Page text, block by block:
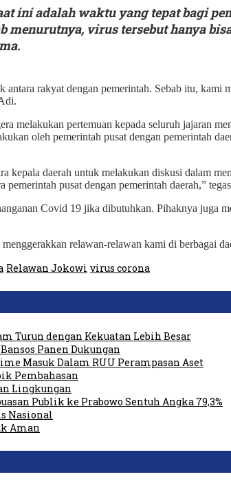
ini adalah waktu yang tepat bagi
menurutnya, virus tersebut hanya
rakyat dengan pemerintah. Sebab itu,
melakukan pertemuan kepada seluruh jajaran
oleh pemerintah pusat dengan pemerintah
kepala daerah untuk melakukan diskusi dalam
pusat dengan pemerintah daerah,”
Covid 19 jika dibutuhkan. Pihaknya juga
relawan-relawan kami di berbagai
Relawan Jokowi virus corona
Turun dengan Kekuatan Lebih Besar
Panen Dukungan
Masuk Dalam RUU Perampasan Aset
Pembahasan
Lingkungan
Publik ke Prabowo Sentuh Angka 79,3%
Nasional
Aman